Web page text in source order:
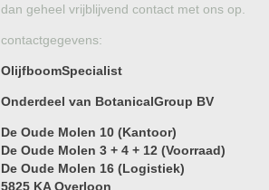
dan geheel vrijblijvend contact met ons op.
contactgegevens:
OlijfboomSpecialist
Onderdeel van BotanicalGroup BV
De Oude Molen 10 (Kantoor)
De Oude Molen 3 + 4 + 12 (Voorraad)
De Oude Molen 16 (Logistiek)
5825 KA Overloon